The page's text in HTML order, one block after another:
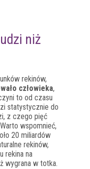
niż
rekinów,
człowieka,
to od czasu
statystycznie do
z czego pięć
wspomnieć,
20 miliardów
rekinów,
rekina na
wygrana w totka.